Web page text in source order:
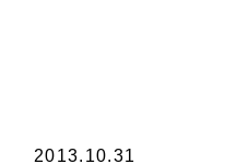
2013.10.31